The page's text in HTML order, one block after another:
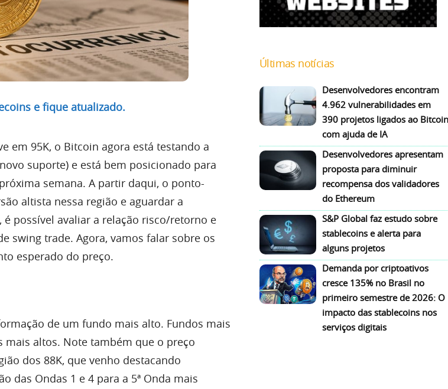
e fique atualizado.
em 95K, o Bitcoin agora está testando a
suporte) e está bem posicionado para
semana. A partir daqui, o ponto-
altista nessa região e aguardar a
possível avaliar a relação risco/retorno e
swing trade. Agora, vamos falar sobre os
esperado do preço.
de um fundo mais alto. Fundos mais
altos. Note também que o preço
dos 88K, que venho destacando
das Ondas 1 e 4 para a 5ª Onda mais
Últimas notícias
Desenvolvedores encontram
4.962 vulnerabilidades em
390 projetos ligados ao Bitcoin
com ajuda de IA
Desenvolvedores apresentam
proposta para diminuir
recompensa dos validadores
do Ethereum
S&P Global faz estudo sobre
stablecoins e alerta para
alguns projetos
Demanda por criptoativos
cresce 135% no Brasil no
primeiro semestre de 2026: O
impacto das stablecoins nos
serviços digitais